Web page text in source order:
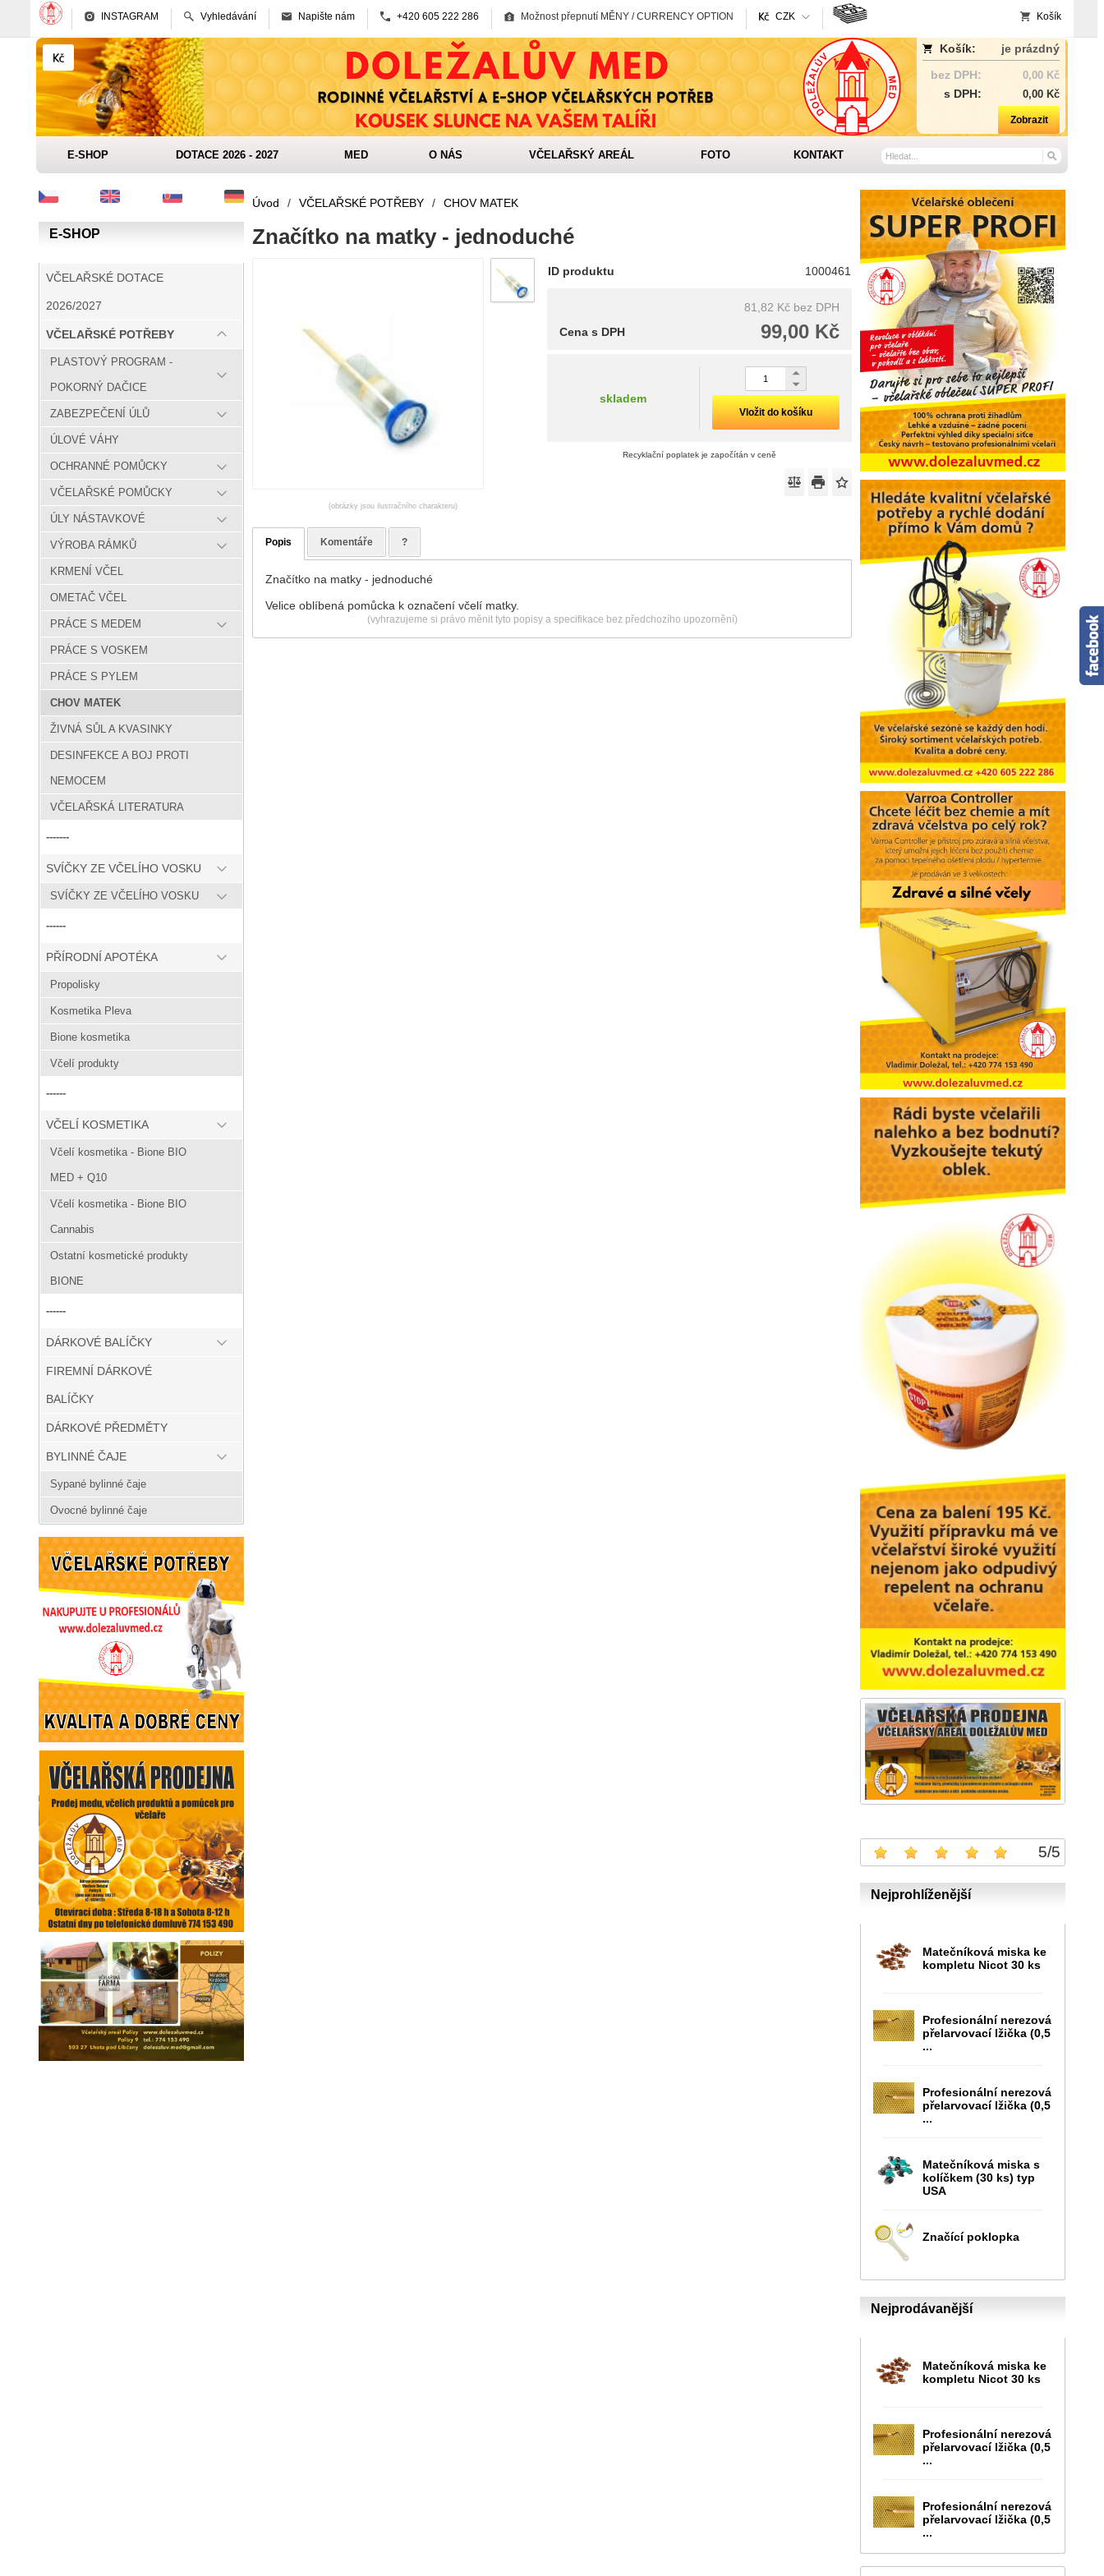
INSTAGRAM Vyhledávání Napište nám +420 605 222 286 Možnost přepnutí MĚNY / CURRENCY OPTION CZK Košík
Košík:
je prázdný
bez DPH:
0,00 Kč
s DPH: 0,00 Kč
Zobrazit
E-SHOP DOTACE 2026 - 2027 MED O NÁS VČELAŘSKÝ AREÁL FOTO KONTAKT
E-SHOP
VČELAŘSKÉ DOTACE
2026/2027
VČELAŘSKÉ POTŘEBY
PLASTOVÝ PROGRAM -
POKORNÝ DAČICE
ZABEZPEČENÍ ÚLŮ
ÚLOVÉ VÁHY
OCHRANNÉ POMŮCKY
VČELAŘSKÉ POMŮCKY
ÚLY NÁSTAVKOVÉ
VÝROBA RÁMKŮ
KRMENÍ VČEL
OMETAČ VČEL
PRÁCE S MEDEM
PRÁCE S VOSKEM
PRÁCE S PYLEM
CHOV MATEK
ŽIVNÁ SŮL A KVASINKY
DESINFEKCE A BOJ PROTI
NEMOCEM
VČELAŘSKÁ LITERATURA
-------
SVÍČKY ZE VČELÍHO VOSKU
SVÍČKY ZE VČELÍHO VOSKU
------
PŘÍRODNÍ APOTÉKA
Propolisky
Kosmetika Pleva
Bione kosmetika
Včelí produkty
------
VČELÍ KOSMETIKA
Včelí kosmetika - Bione BIO
MED + Q10
Včelí kosmetika - Bione BIO
Cannabis
Ostatní kosmetické produkty
BIONE
------
DÁRKOVÉ BALÍČKY
FIREMNÍ DÁRKOVÉ
BALÍČKY
DÁRKOVÉ PŘEDMĚTY
BYLINNÉ ČAJE
Sypané bylinné čaje
Ovocné bylinné čaje
5/5
Nejprohlíženější
Matečníková miska ke
kompletu Nicot 30 ks
Profesionální nerezová
přelarvovací lžička (0,5
...
Profesionální nerezová
přelarvovací lžička (0,5
...
Matečníková miska s
kolíčkem (30 ks) typ
USA
Značící poklopka
Nejprodávanější
Matečníková miska ke
kompletu Nicot 30 ks
Profesionální nerezová
přelarvovací lžička (0,5
...
Profesionální nerezová
přelarvovací lžička (0,5
...
Úvod / VČELAŘSKÉ POTŘEBY / CHOV MATEK
Značítko na matky - jednoduché
(obrázky jsou ilustračního charakteru)
ID produktu 1000461
81,82 Kč bez DPH
99,00 Kč
Cena s DPH
skladem
Vložit do košíku
Recyklační poplatek je započítán v ceně
Popis Komentáře ?
Značítko na matky - jednoduché
Velice oblíbená pomůcka k označení včelí matky.
(vyhrazujeme si právo měnit tyto popisy a specifikace bez předchozího upozornění)